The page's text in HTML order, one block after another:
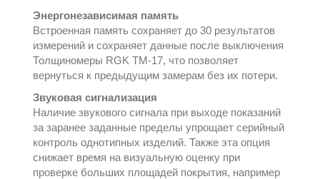
Энергонезависимая память
Встроенная память сохраняет до 30 результатов
измерений и сохраняет данные после выключения
Толщиномеры RGK TM-17, что позволяет
вернуться к предыдущим замерам без их потери.
Звуковая сигнализация
Наличие звукового сигнала при выходе показаний
за заранее заданные пределы упрощает серийный
контроль однотипных изделий. Также эта опция
снижает время на визуальную оценку при
проверке больших площадей покрытия, например